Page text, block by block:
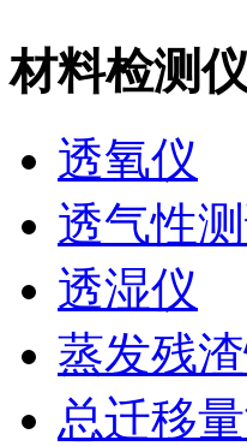
材料检测
透氧仪
透气性
透湿仪
蒸发残
总迁移